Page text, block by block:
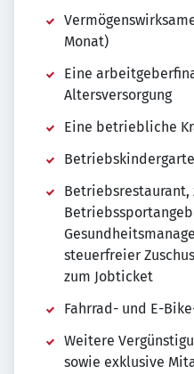
Monat)
Eine
Altersversorgung
Eine betriebliche
Betriebsrestaurant,
steuerfreier
zum Jobticket
Fahrrad- und E-
Weitere
sowie exklusive